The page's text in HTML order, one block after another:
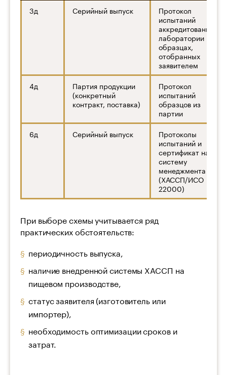
3д Серийный выпуск
Протокол
испытаний
аккредитованной
лаборатории на
образцах,
отобранных
заявителем
4д
Партия продукции
(конкретный
контракт, поставка)
Протокол
испытаний
образцов из
партии
6д
Серийный выпуск
Протоколы
испытаний и
сертификат на
систему
менеджмента
(ХАССП/ИСО
22000)
При выборе схемы учитывается ряд
практических обстоятельств:
периодичность выпуска,
наличие внедренной системы ХАССП на
пищевом производстве,
статус заявителя (изготовитель или
импортер),
необходимость оптимизации сроков и
затрат.